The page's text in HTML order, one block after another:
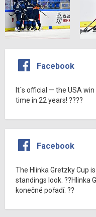
Facebook
It´s official — the USA
time in 22 years! ????
Facebook
The Hlinka Gretzky Cup
standings look. ??Hlinka
konečné pořadí. ??